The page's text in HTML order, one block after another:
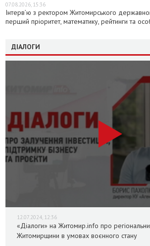
07.08.2026, 15:36
Інтерв’ю з ректором Житомирського
перший пріоритет, математику, рейтинги та
ДІАЛОГИ
12.07.2024, 12:36
«Діалоги» на Житомир.info про
Житомирщини в умовах воєнного стану